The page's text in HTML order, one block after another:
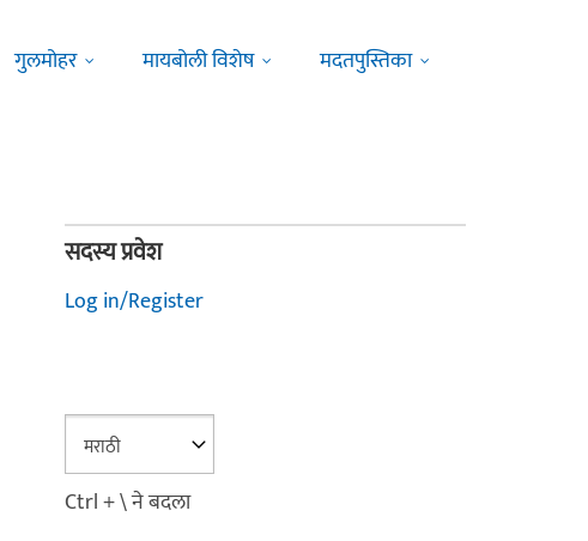
गुलमोहर मायबोली विशेष मदतपुस्तिका
सदस्य प्रवेश
Log in/Register
Ctrl + \ ने बदला